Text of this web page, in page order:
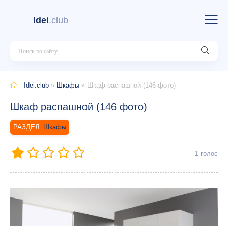
Idei.club
Idei.club » Шкафы » Шкаф распашной (146 фото)
Шкаф распашной (146 фото)
Шкафы
1 голос